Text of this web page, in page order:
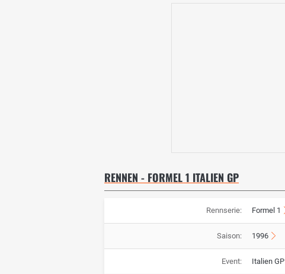
RENNEN - FORMEL 1 ITALIEN GP
Rennserie: Formel 1
Saison: 1996
Event: Italien GP